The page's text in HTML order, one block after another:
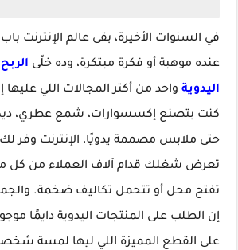
في السنوات الأخيرة، بقى عالم الإنترنت
عنده موهبة أو فكرة مبتكرة، وده خلّى
اليدوية واحد من أكتر المجالات اللي عليها
كنت بتصنع إكسسوارات، شمع عطري،
حتى ملابس مصممة يدويًا، الإنترنت وفر
تعرض شغلك قدام آلاف العملاء من كل
تفتح محل أو تتحمل تكاليف ضخمة.
إن الطلب على المنتجات اليدوية دايمًا
على القطع المميزة اللي ليها لمسة